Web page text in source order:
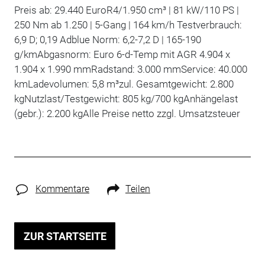
Preis ab: 29.440 EuroR4/1.950 cm³ | 81 kW/110 PS |
250 Nm ab 1.250 | 5-Gang | 164 km/h Testverbrauch:
6,9 D; 0,19 Adblue Norm: 6,2-7,2 D | 165-190
g/kmAbgasnorm: Euro 6-d-Temp mit AGR 4.904 x
1.904 x 1.990 mmRadstand: 3.000 mmService: 40.000
kmLadevolumen: 5,8 m³zul. Gesamtgewicht: 2.800
kgNutzlast/Testgewicht: 805 kg/700 kgAnhängelast
(gebr.): 2.200 kgAlle Preise netto zzgl. Umsatzsteuer
Kommentare Teilen
ZUR STARTSEITE